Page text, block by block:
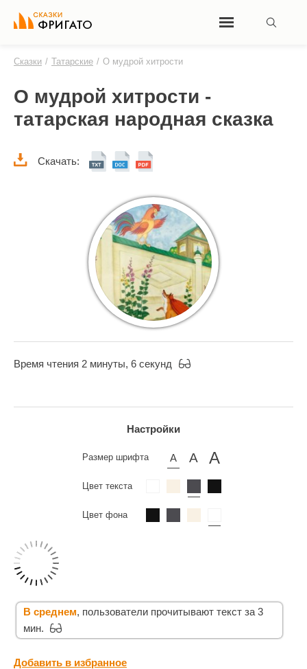
Сказки / Татарские / О мудрой хитрости
О мудрой хитрости -
татарская народная сказка
Скачать:
Время чтения 2 минуты, 6 секунд
Настройки
Размер шрифта
Цвет текста
Цвет фона
В среднем, пользователи прочитывают текст за 3
мин.
Добавить в избранное